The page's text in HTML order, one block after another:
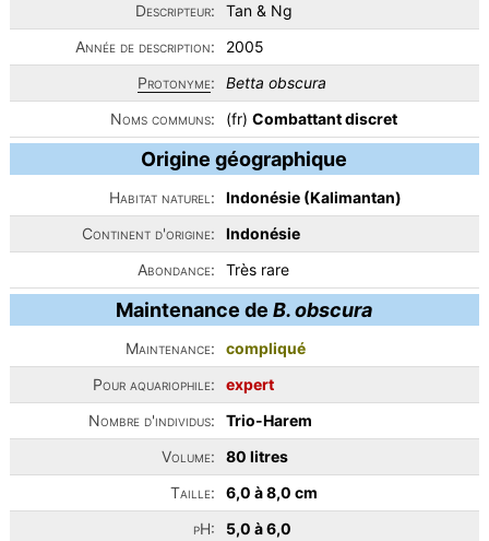
Descripteur:
Tan & Ng
Année de description:
2005
Protonyme:
Betta obscura
Noms communs:
(fr) Combattant discret
Origine géographique
Habitat naturel:
Indonésie (Kalimantan)
Continent d'origine:
Indonésie
Abondance:
Très rare
Maintenance deB. obscura
Maintenance:
compliqué
Pour aquariophile:
expert
Nombre d'individus:
Trio-Harem
Volume:
80 litres
Taille:
6,0 à 8,0 cm
pH:
5,0 à 6,0